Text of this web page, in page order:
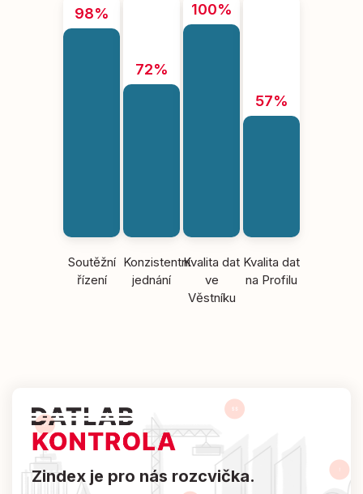
98%
Soutěžní
řízení
72%
Konzistentní
jednání
100%
Kvalita dat
ve
Věstníku
57%
Kvalita dat
na Profilu
Zindex je pro nás rozcvička.